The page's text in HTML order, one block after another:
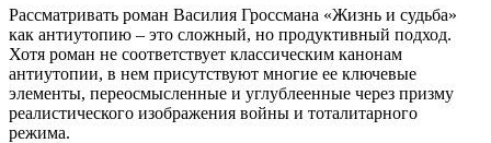
Рассматривать роман Василия Гроссмана «Жизнь и судьба»
как антиутопию – это сложный, но продуктивный подход.
Хотя роман не соответствует классическим канонам
антиутопии, в нем присутствуют многие ее ключевые
элементы, переосмысленные и углублеенные через призму
реалистического изображения войны и тоталитарного
режима.